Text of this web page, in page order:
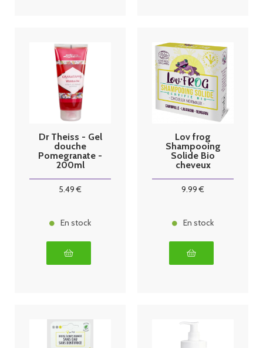
Dr Theiss - Gel
douche
Pomegranate -
200ml
5.49 €
En stock
Lov frog
Shampooing
Solide Bio
cheveux
9.99 €
En stock